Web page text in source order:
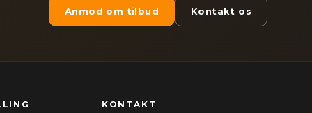
Anmod om tilbud Kontakt os
KONTAKT